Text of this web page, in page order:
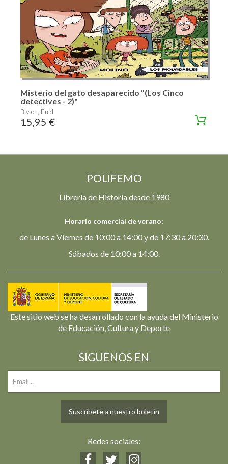
Misterio del gato desaparecido "(Los Cinco
detectives - 2)"
Blyton, Enid
15,95 €
POLIFEMO
Librería de Historia desde 1980
Horario comercial de verano:
de Lunes a Viernes de 10:00 a 14:00 y de 17:30 a 20:30.
Sábados de 10:00 a 14:00.
Este sitio web se ha desarrollado con la ayuda del Ministerio
de Educación, Cultura y Deporte
SIGUENOS EN
Suscríbete a nuestro boletín
Redes sociales: